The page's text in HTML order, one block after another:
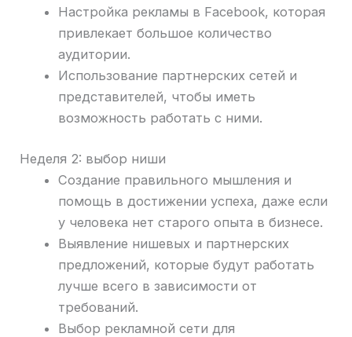
Настройка рекламы в Facebook, которая
привлекает большое количество
аудитории.
Использование партнерских сетей и
представителей, чтобы иметь
возможность работать с ними.
Неделя 2: выбор ниши
Создание правильного мышления и
помощь в достижении успеха, даже если
у человека нет старого опыта в бизнесе.
Выявление нишевых и партнерских
предложений, которые будут работать
лучше всего в зависимости от
требований.
Выбор рекламной сети для